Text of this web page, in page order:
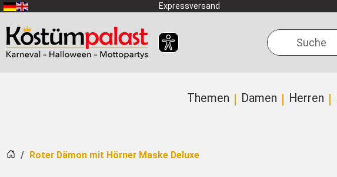
Zum Hauptinhalt springen Expressversand
Suche
Themen Damen Herren
Startseite
Roter Dämon mit Hörner Maske Deluxe